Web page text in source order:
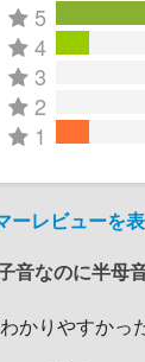
5
4
3
2
1
レビューを
音なのに半母
かりやすかっ